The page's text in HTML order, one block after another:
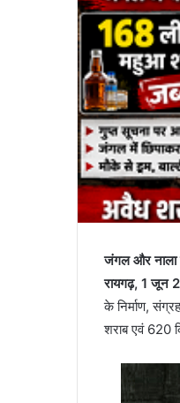
जंगल और नाला
रायगढ़, 1 जून
के निर्माण,
शराब एवं 620